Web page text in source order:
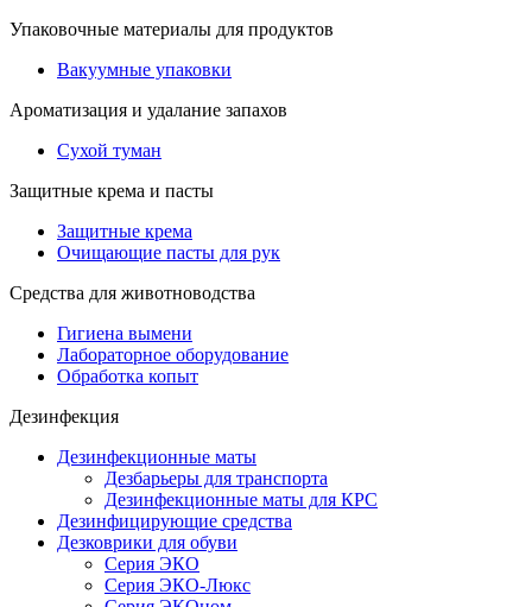
Упаковочные материалы для продуктов
Вакуумные упаковки
Ароматизация и удалание запахов
Сухой туман
Защитные крема и пасты
Защитные крема
Очищающие пасты для рук
Средства для животноводства
Гигиена вымени
Лабораторное оборудование
Обработка копыт
Дезинфекция
Дезинфекционные маты
Дезбарьеры для транспорта
Дезинфекционные маты для КРС
Дезинфицирующие средства
Дезковрики для обуви
Серия ЭКО
Серия ЭКО-Люкс